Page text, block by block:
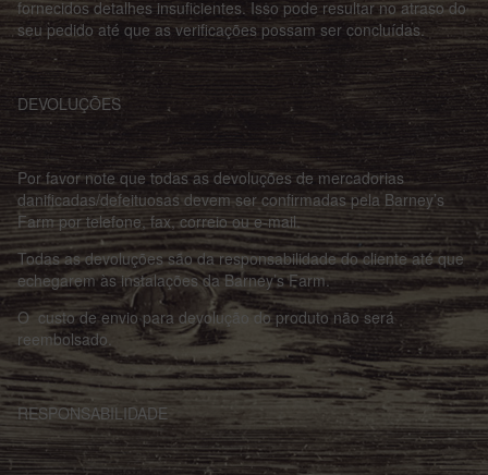
fornecidos detalhes insuficientes. Isso pode resultar no atraso do
seu pedido até que as verificações possam ser concluídas.
DEVOLUÇÕES
Por favor note que todas as devoluções de mercadorias
danificadas/defeituosas devem ser confirmadas pela Barney’s
Farm por telefone, fax, correio ou e-mail.
Todas as devoluções são da responsabilidade do cliente até que
echegarem às instalações da Barney’s Farm.
O custo de envio para devolução do produto não será
reembolsado.
RESPONSABILIDADE